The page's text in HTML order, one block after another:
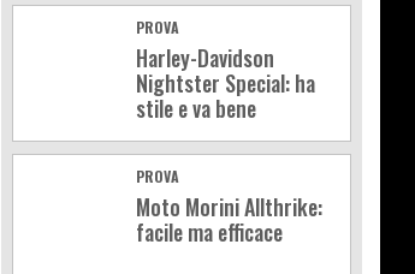
PROVA
Harley-Davidson
Nightster Special: ha
stile e va bene
PROVA
Moto Morini Allthrike:
facile ma efficace